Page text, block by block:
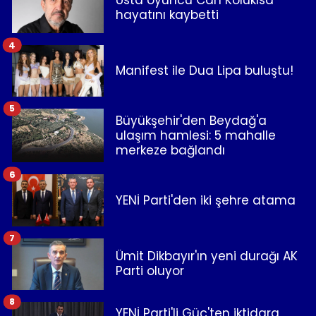
hayatını kaybetti
Manifest ile Dua Lipa buluştu!
4
Büyükşehir'den Beydağ'a
ulaşım hamlesi: 5 mahalle
merkeze bağlandı
5
YENİ Parti'den iki şehre atama
6
Ümit Dikbayır'ın yeni durağı AK
Parti oluyor
7
8